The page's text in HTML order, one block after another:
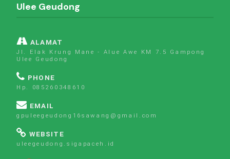
Ulee Geudong
ALAMAT
Jl. Elak Krung Mane - Alue Awe KM 7.5 Gampong
Ulee Geudong
PHONE
Hp. 085260348610
EMAIL
gpuleegeudong16sawang@gmail.com
WEBSITE
uleegeudong.sigapaceh.id